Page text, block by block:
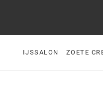
IJSSALON ZOETE